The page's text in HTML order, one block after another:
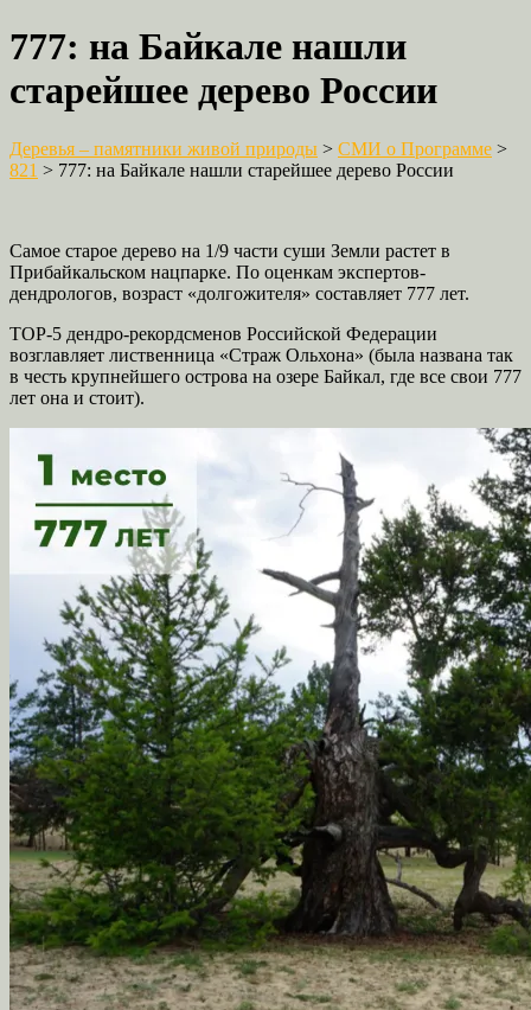
777: на Байкале нашли
старейшее дерево России
Деревья – памятники живой природы > СМИ о Программе >
821 > 777: на Байкале нашли старейшее дерево России
Самое старое дерево на 1/9 части суши Земли растет в
Прибайкальском нацпарке. По оценкам экспертов-
дендрологов, возраст «долгожителя» составляет 777 лет.
ТОР-5 дендро-рекордсменов Российской Федерации
возглавляет лиственница «Страж Ольхона» (была названа так
в честь крупнейшего острова на озере Байкал, где все свои 777
лет она и стоит).